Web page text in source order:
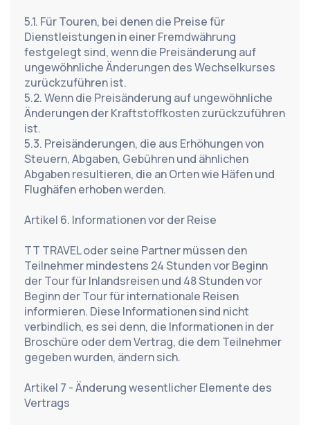
5.1. Für Touren, bei denen die Preise für
Dienstleistungen in einer Fremdwährung
festgelegt sind, wenn die Preisänderung auf
ungewöhnliche Änderungen des Wechselkurses
zurückzuführen ist.
5.2. Wenn die Preisänderung auf ungewöhnliche
Änderungen der Kraftstoffkosten zurückzuführen
ist.
5.3. Preisänderungen, die aus Erhöhungen von
Steuern, Abgaben, Gebühren und ähnlichen
Abgaben resultieren, die an Orten wie Häfen und
Flughäfen erhoben werden.
Artikel 6. Informationen vor der Reise
TT TRAVEL oder seine Partner müssen den
Teilnehmer mindestens 24 Stunden vor Beginn
der Tour für Inlandsreisen und 48 Stunden vor
Beginn der Tour für internationale Reisen
informieren. Diese Informationen sind nicht
verbindlich, es sei denn, die Informationen in der
Broschüre oder dem Vertrag, die dem Teilnehmer
gegeben wurden, ändern sich.
Artikel 7 - Änderung wesentlicher Elemente des
Vertrags